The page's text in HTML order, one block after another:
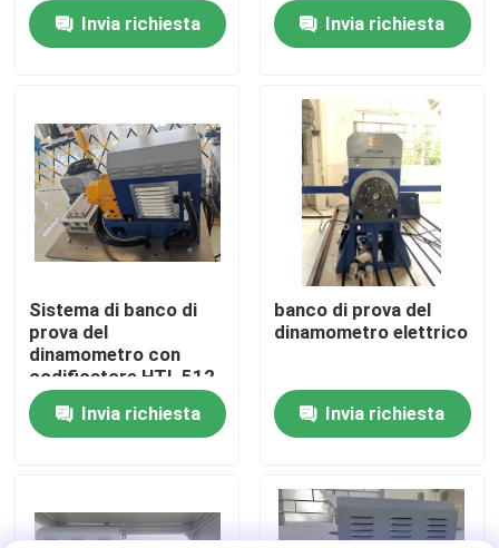
Chi Siamo
Controllo della qualità
Contattaci
Notizie
Casi
Dinamometro ad alta velocità
Invia richiesta
Invia richiesta
Sistema di banco di
prova del
dinamometro con
codificatore HTL 512
Invia richiesta
banco di prova del
dinamometro elettrico
Invia richiesta